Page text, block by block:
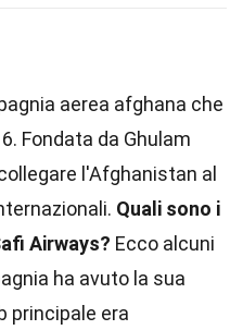
aerea afghana che
Fondata da Ghulam
l'Afghanistan al
Quali sono i
Airways? Ecco alcuni
ha avuto la sua
principale era